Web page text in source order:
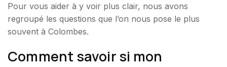
Pour vous aider à y voir plus clair, nous avons
regroupé les questions que l’on nous pose le plus
souvent à Colombes.
Comment savoir si mon